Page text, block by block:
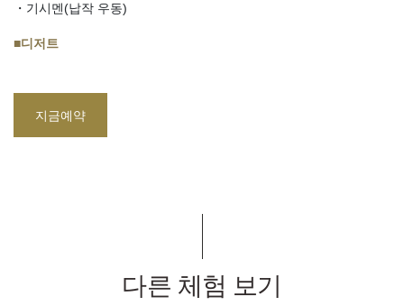
・기시멘(납작 우동)
■디저트
지금예약
다른 체험 보기